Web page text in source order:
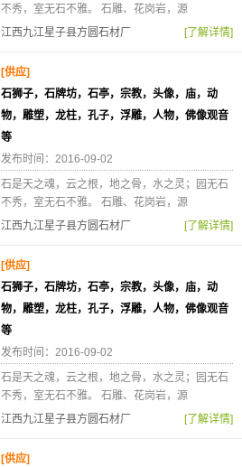
不秀，室无石不雅。 石雕、花岗岩，源
江西九江星子县方圆石材厂
[了解详情]
[供应]
石狮子，石牌坊，石亭，宗教，头像，庙，动
物，雕塑，龙柱，孔子，浮雕，人物，佛像观音
等
发布时间：2016-09-02
石是天之魂，云之根，地之骨，水之灵；园无石
不秀，室无石不雅。 石雕、花岗岩，源
江西九江星子县方圆石材厂
[了解详情]
[供应]
石狮子，石牌坊，石亭，宗教，头像，庙，动
物，雕塑，龙柱，孔子，浮雕，人物，佛像观音
等
发布时间：2016-09-02
石是天之魂，云之根，地之骨，水之灵；园无石
不秀，室无石不雅。 石雕、花岗岩，源
江西九江星子县方圆石材厂
[了解详情]
[供应]